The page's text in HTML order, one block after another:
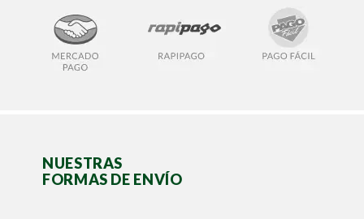
NUESTRAS
FORMAS DE ENVÍO